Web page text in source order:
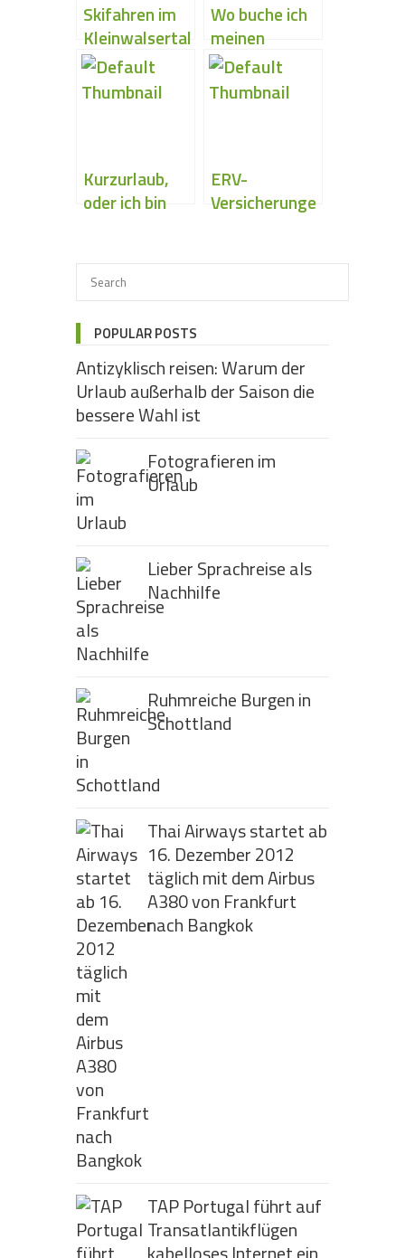
Skifahren im
Kleinwalsertal
Wo buche ich
meinen
Urlaub?
Reisebüro
Kurzurlaub,
oder ich bin
ERV-
Versicherunge
POPULAR POSTS
Antizyklisch reisen: Warum der
Urlaub außerhalb der Saison die
bessere Wahl ist
Fotografieren im
Urlaub
Lieber Sprachreise als
Nachhilfe
Ruhmreiche Burgen in
Schottland
Thai Airways startet ab
16. Dezember 2012
täglich mit dem Airbus
A380 von Frankfurt
nach Bangkok
TAP Portugal führt auf
Transatlantikflügen